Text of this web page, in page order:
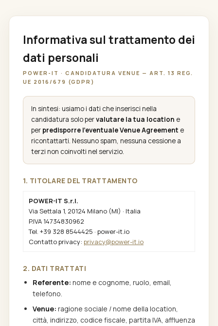
Informativa sul trattamento dei
dati personali
POWER-IT · CANDIDATURA VENUE — ART. 13 REG.
UE 2016/679 (GDPR)
In sintesi: usiamo i dati che inserisci nella
candidatura solo pervalutare la tua location e
per predisporre l'eventuale Venue Agreement e
ricontattarti. Nessuno spam, nessuna cessione a
terzi non coinvolti nel servizio.
1. TITOLARE DEL TRATTAMENTO
POWER-IT S.r.l.
Via Settala 1, 20124 Milano (MI) · Italia
P.IVA 14734830962
Tel. +39 328 8544425 · power-it.io
Contatto privacy: privacy@power-it.io
2. DATI TRATTATI
Referente: nome e cognome, ruolo, email,
telefono.
Venue: ragione sociale / nome della location,
città, indirizzo, codice fiscale, partita IVA, affluenza